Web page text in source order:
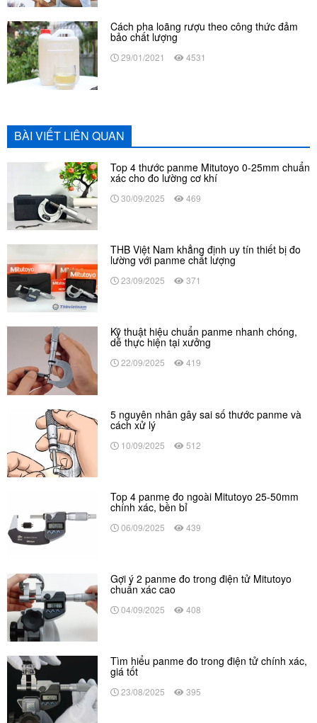
Cách pha loãng rượu theo công thức đảm
bảo chất lượng
29/01/2021 4531
BÀI VIẾT LIÊN QUAN
Top 4 thước panme Mitutoyo 0-25mm chuẩn
xác cho đo lường cơ khí
30/09/2025 469
THB Việt Nam khẳng định uy tín thiết bị đo
lường với panme chất lượng
23/09/2025 371
Kỹ thuật hiệu chuẩn panme nhanh chóng,
dễ thực hiện tại xưởng
22/09/2025 419
5 nguyên nhân gây sai số thước panme và
cách xử lý
10/09/2025 512
Top 4 panme đo ngoài Mitutoyo 25-50mm
chính xác, bền bỉ
06/09/2025 439
Gợi ý 2 panme đo trong điện tử Mitutoyo
chuẩn xác cao
04/09/2025 408
Tìm hiểu panme đo trong điện tử chính xác,
giá tốt
23/08/2025 395